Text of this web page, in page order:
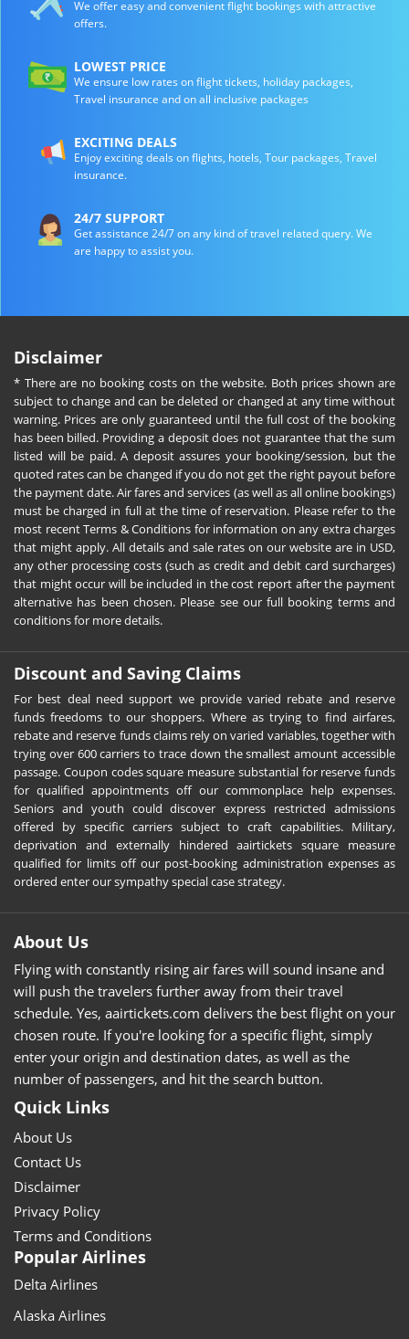
We offer easy and convenient flight bookings with attractive
offers.
LOWEST PRICE
We ensure low rates on flight tickets, holiday packages,
Travel insurance and on all inclusive packages
EXCITING DEALS
Enjoy exciting deals on flights, hotels, Tour packages, Travel
insurance.
24/7 SUPPORT
Get assistance 24/7 on any kind of travel related query. We
are happy to assist you.
Disclaimer
* There are no booking costs on the website. Both prices shown are
subject to change and can be deleted or changed at any time without
warning. Prices are only guaranteed until the full cost of the booking
has been billed. Providing a deposit does not guarantee that the sum
listed will be paid. A deposit assures your booking/session, but the
quoted rates can be changed if you do not get the right payout before
the payment date. Air fares and services (as well as all online bookings)
must be charged in full at the time of reservation. Please refer to the
most recent Terms & Conditions for information on any extra charges
that might apply. All details and sale rates on our website are in USD,
any other processing costs (such as credit and debit card surcharges)
that might occur will be included in the cost report after the payment
alternative has been chosen. Please see our full booking terms and
conditions for more details.
Discount and Saving Claims
For best deal need support we provide varied rebate and reserve
funds freedoms to our shoppers. Where as trying to find airfares,
rebate and reserve funds claims rely on varied variables, together with
trying over 600 carriers to trace down the smallest amount accessible
passage. Coupon codes square measure substantial for reserve funds
for qualified appointments off our commonplace help expenses.
Seniors and youth could discover express restricted admissions
offered by specific carriers subject to craft capabilities. Military,
deprivation and externally hindered aairtickets square measure
qualified for limits off our post-booking administration expenses as
ordered enter our sympathy special case strategy.
About Us
Flying with constantly rising air fares will sound insane and
will push the travelers further away from their travel
schedule. Yes, aairtickets.com delivers the best flight on your
chosen route. If you're looking for a specific flight, simply
enter your origin and destination dates, as well as the
number of passengers, and hit the search button.
Quick Links
About Us
Contact Us
Disclaimer
Privacy Policy
Terms and Conditions
Popular Airlines
Delta Airlines
Alaska Airlines